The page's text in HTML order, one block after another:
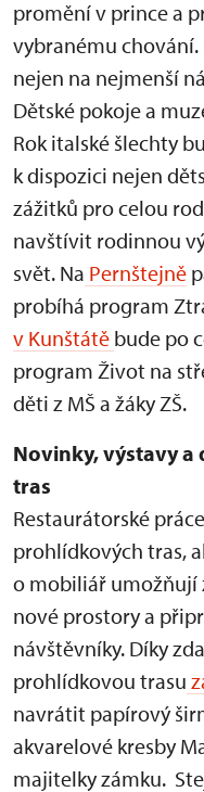
promění v prince a
vybranému chování.
nejen na nejmenší
Dětské pokoje a
Rok italské šlechty
k dispozici nejen
zážitků pro celou
navštívit rodinnou
svět. Na Pernštejně
probíhá program
v Kunštátě bude po
program Život na
děti z MŠ a žáky ZŠ.
Novinky, výstavy
tras
Restaurátorské
prohlídkových tras,
o mobiliář
nové prostory a
návštěvníky. Díky
prohlídkovou trasu
navrátit papírový
akvarelové kresby
majitelky zámku.